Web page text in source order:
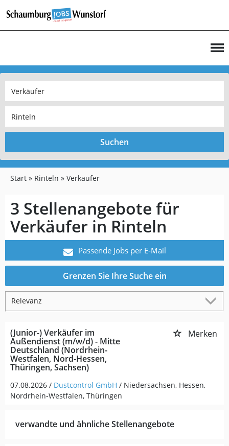
Suchen
Start Rinteln Verkäufer
3 Stellenangebote für
Verkäufer in Rinteln
Passende Jobs per E-Mail
Grenzen Sie Ihre Suche ein
(Junior-) Verkäufer im
Außendienst (m/w/d) - Mitte
Deutschland (Nordrhein-
Westfalen, Nord-Hessen,
Thüringen, Sachsen)
Merken
07.08.2026 / Dustcontrol GmbH / Niedersachsen, Hessen,
Nordrhein-Westfalen, Thüringen
verwandte und ähnliche Stellenangebote